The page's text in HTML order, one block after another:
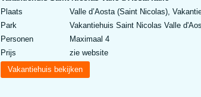
Plaats
Valle d’Aosta (Saint Nicolas),
Park
Vakantiehuis Saint Nicolas Valle
Personen
Maximaal 4
Prijs
zie website
Vakantiehuis bekijken